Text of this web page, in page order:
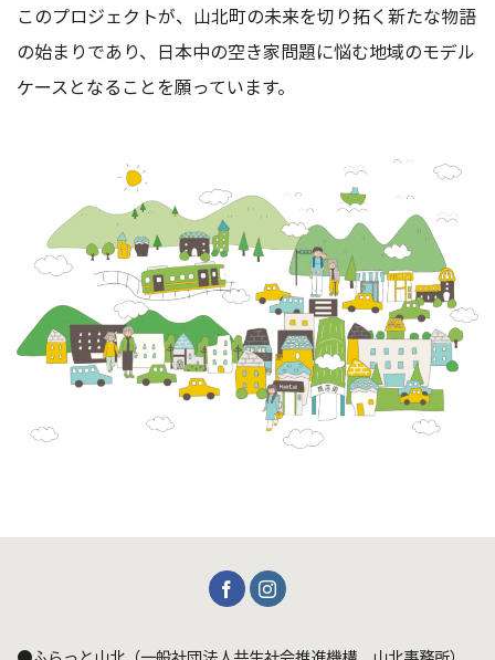
このプロジェクトが、山北町の未来を切り拓く新たな物語
の始まりであり、日本中の空き家問題に悩む地域のモデル
ケースとなることを願っています。